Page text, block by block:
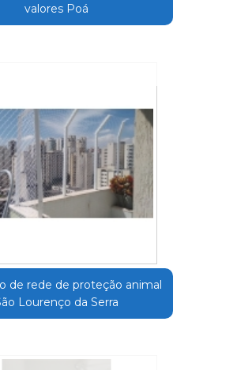
valores Poá
de rede de proteção animal
Lourenço da Serra